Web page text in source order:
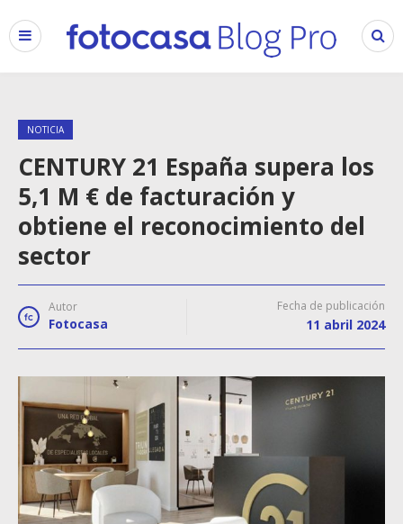
NOTICIA
CENTURY 21 España supera los
5,1 M € de facturación y
obtiene el reconocimiento del
sector
Autor
Fotocasa
Fecha de publicación
11 abril 2024